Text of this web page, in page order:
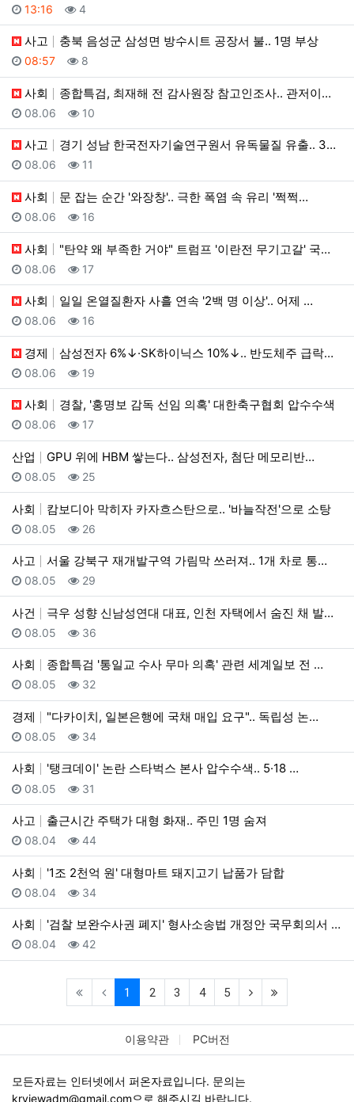
등록일
13:16 조회
4
사고 충북 음성군 삼성면 방수시트 공장서 불.. 1명 부상
등록일
08:57 조회
8
사회 종합특검, 최재해 전 감사원장 참고인조사.. 관저이전 …
등록일
08.06 조회
10
사고 경기 성남 한국전자기술연구원서 유독물질 유출.. 3백 …
등록일
08.06 조회
11
사회 문 잡는 순간 '와장창'.. 극한 폭염 속 유리 '쩍쩍…
등록일
08.06 조회
16
사회 "탄약 왜 부족한 거야" 트럼프 '이란전 무기고갈' 국…
등록일
08.06 조회
17
사회 일일 온열질환자 사흘 연속 '2백 명 이상'.. 어제 …
등록일
08.06 조회
16
경제 삼성전자 6%↓·SK하이닉스 10%↓.. 반도체주 급락…
등록일
08.06 조회
19
사회 경찰, '홍명보 감독 선임 의혹' 대한축구협회 압수수색
등록일
08.06 조회
17
산업 GPU 위에 HBM 쌓는다.. 삼성전자, 첨단 메모리반…
등록일
08.05 조회
25
사회 캄보디아 막히자 카자흐스탄으로.. '바늘작전'으로 소탕
등록일
08.05 조회
26
사고 서울 강북구 재개발구역 가림막 쓰러져.. 1개 차로 통…
등록일
08.05 조회
29
사건 극우 성향 신남성연대 대표, 인천 자택에서 숨진 채 발…
등록일
08.05 조회
36
사회 종합특검 '통일교 수사 무마 의혹' 관련 세계일보 전 …
등록일
08.05 조회
32
경제 "다카이치, 일본은행에 국채 매입 요구".. 독립성 논…
등록일
08.05 조회
34
사회 '탱크데이' 논란 스타벅스 본사 압수수색.. 5·18 …
등록일
08.05 조회
31
사고 출근시간 주택가 대형 화재.. 주민 1명 숨져
등록일
08.04 조회
44
사회 '1조 2천억 원' 대형마트 돼지고기 납품가 담합
등록일
08.04 조회
34
사회 '검찰 보완수사권 폐지' 형사소송법 개정안 국무회의서 …
등록일
08.04 조회
42
1 (current)
2 3 4 5 (next)
이용약관 PC버전
모든자료는 인터넷에서 퍼온자료입니다. 문의는
krviewadm@gmail.com으로 해주시길 바랍니다.